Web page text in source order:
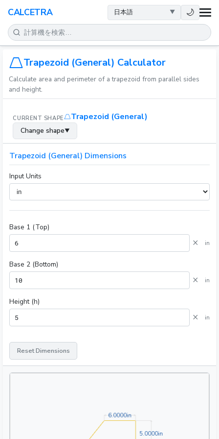
CALCETRA 🌙
数学
変換
科学
日常
その他のツール
Trapezoid (General) Calculator
Calculate area and perimeter of a trapezoid from parallel sides
and height.
CURRENT SHAPE Trapezoid (General)
Change shape▼
Trapezoid (General) Dimensions
Input Units
Base 1 (Top)
× in
Base 2 (Bottom)
× in
Height (h)
× in
Reset Dimensions
6.0000in6.0000in
5.0000in5.0000in